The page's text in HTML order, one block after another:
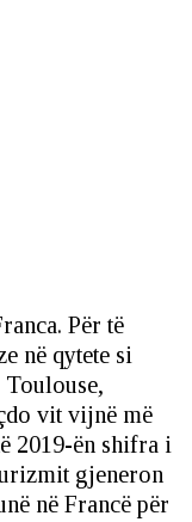
Për të
në qytete si
vit vijnë më
2019-ën shifra i
gjeneron
në Francë për